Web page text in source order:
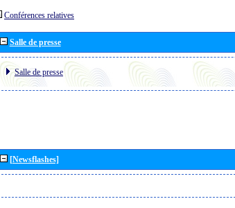
Conférences relatives
Salle de presse
Salle de presse
[Newsflashes]